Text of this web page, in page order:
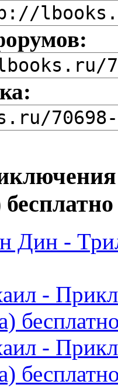
Дин -
-
-